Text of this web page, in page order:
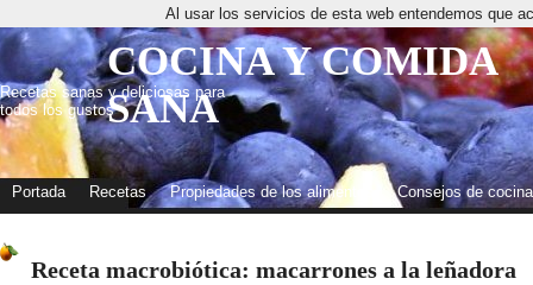
COCINA Y COMIDA
SANA
Recetas sanas y deliciosas para
todos los gustos
Portada Recetas Propiedades de los alimentos Consejos de cocina
Receta macrobiótica: macarrones a la leñadora
Al usar los servicios de esta web entendemos que